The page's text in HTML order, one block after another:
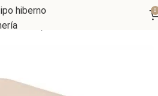
0
Bases tapizadas